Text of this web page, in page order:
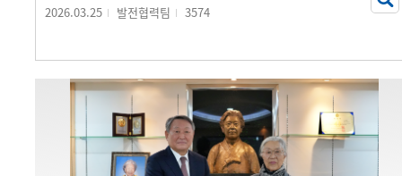
2026.03.25 발전협력팀 3574